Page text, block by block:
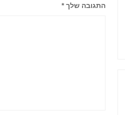
התגובה שלך*